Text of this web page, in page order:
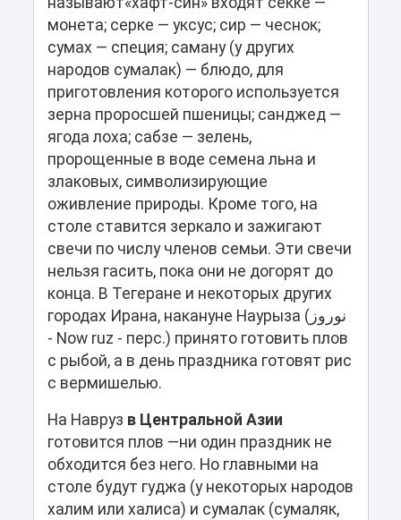
монета; серке — уксус; сир — чеснок;
сумах — специя; саману (у других
народов сумалак) — блюдо, для
приготовления которого используется
зерна проросшей пшеницы; санджед —
ягода лоха; сабзе — зелень,
пророщенные в воде семена льна и
злаковых, символизирующие
оживление природы. Кроме того, на
столе ставится зеркало и зажигают
свечи по числу членов семьи. Эти свечи
нельзя гасить, пока они не догорят до
конца. В Тегеране и некоторых других
городах Ирана, накануне Наурыза (نوروز‎
- Now ruz - перс.) принято готовить плов
с рыбой, а в день праздника готовят рис
с вермишелью.
На Навруз в Центральной Азии
готовится плов —ни один праздник не
обходится без него. Но главными на
столе будут гуджа (у некоторых народов
халим или халиса) и сумалак (сумаляк,